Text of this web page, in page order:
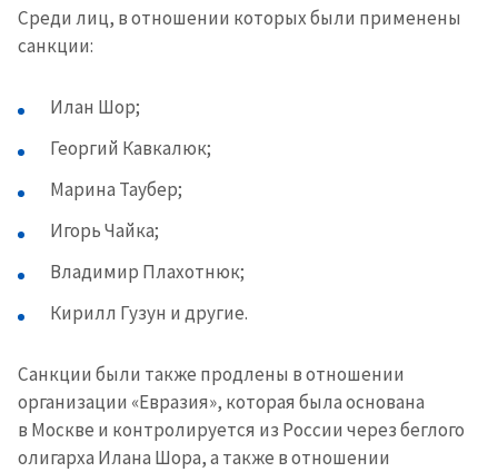
Среди лиц, в отношении которых были применены
санкции:
Илан Шор;
Георгий Кавкалюк;
Марина Таубер;
Игорь Чайка;
Владимир Плахотнюк;
Кирилл Гузун и другие.
Санкции были также продлены в отношении
организации «Евразия», которая была основана
в Москве и контролируется из России через беглого
олигарха Илана Шора, а также в отношении